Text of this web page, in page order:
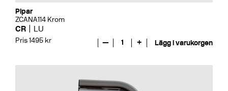
Pipar
ZCANA114 Krom
CR LU
Pris 1495 kr — 1 + Lägg i varukorgen